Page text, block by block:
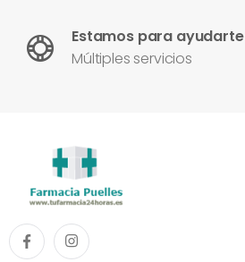
Estamos para ayudarte
Múltiples servicios